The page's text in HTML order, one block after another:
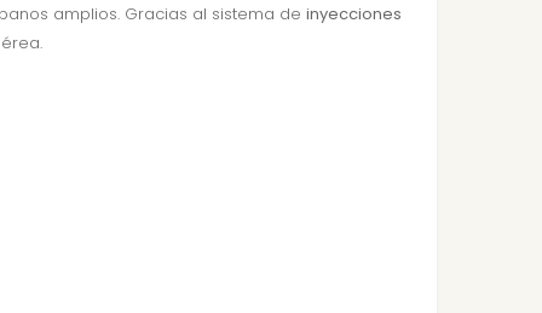
amplios. Gracias al sistema de inyecciones